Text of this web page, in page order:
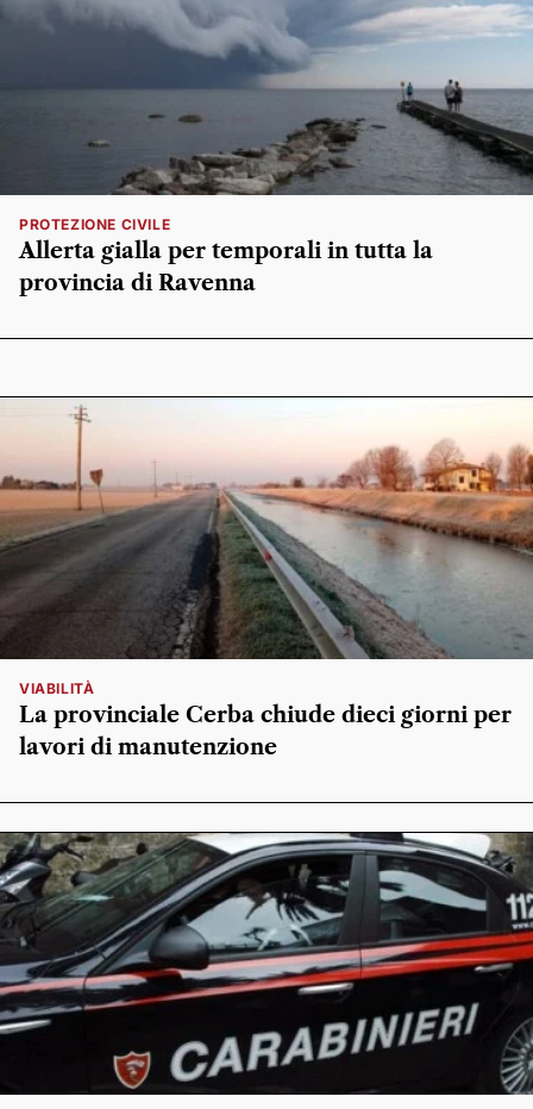
PROTEZIONE CIVILE
Allerta gialla per temporali in tutta la
provincia di Ravenna
VIABILITÀ
La provinciale Cerba chiude dieci giorni per
lavori di manutenzione